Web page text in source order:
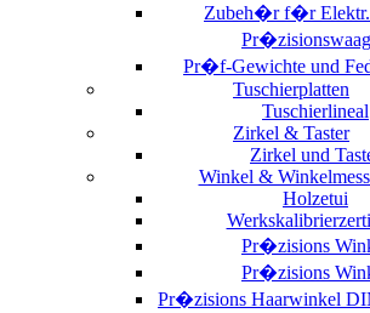
Zubeh�r f�r
Pr�f-Gewichte und
Tuschierplatten
Tuschierlineal
Zirkel & Taster
Zirkel und
Winkel &
Holzetui
Pr�zisions
Pr�zisions
Pr�zisions Haarwinkel